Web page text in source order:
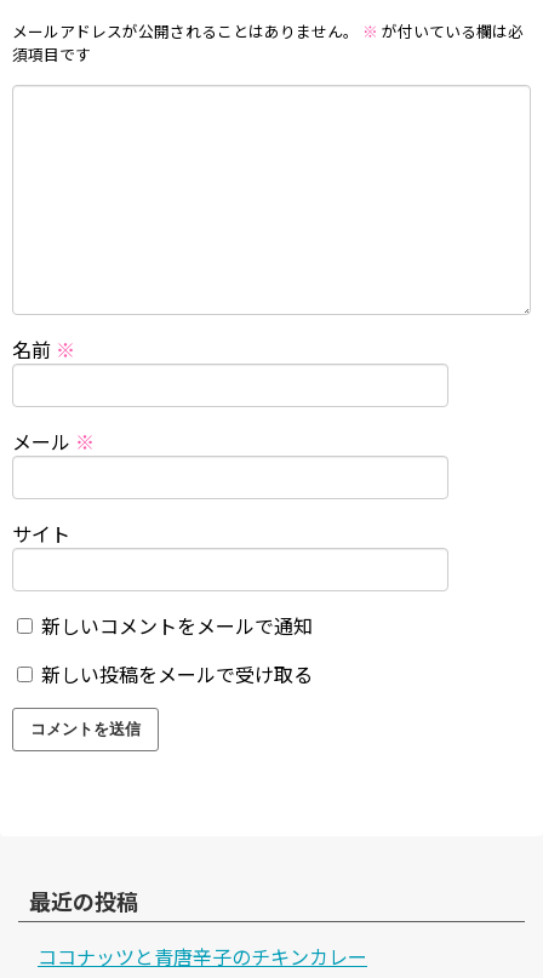
メールアドレスが公開されることはありません。 ※ が付いている欄は必
須項目です
名前 ※
メール ※
サイト
新しいコメントをメールで通知
新しい投稿をメールで受け取る
最近の投稿
ココナッツと青唐辛子のチキンカレー